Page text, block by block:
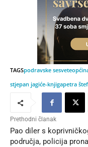
TAGSpodravske sesvete
stjepan jagiće-knjigapetra
Prethodni članak
Pao diler s
područja, policija